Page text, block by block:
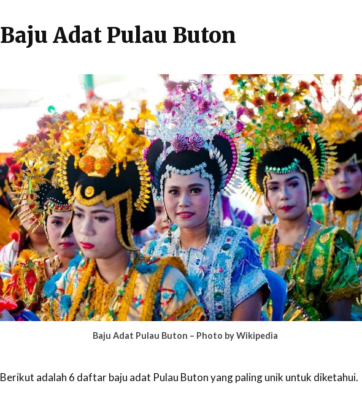
Baju Adat Pulau Buton
Baju Adat Pulau Buton – Photo by Wikipedia
Berikut adalah 6 daftar baju adat Pulau Buton yang paling unik untuk diketahui.